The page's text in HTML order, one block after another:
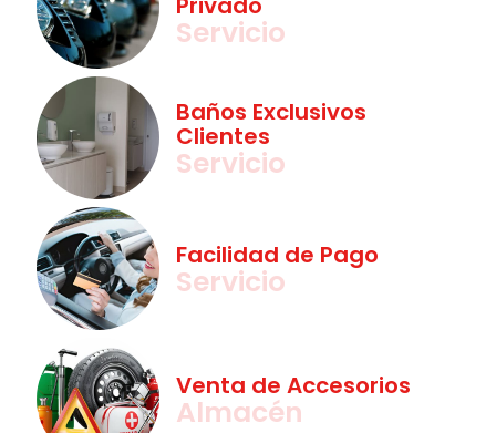
Servicio
Baños Exclusivos
Clientes
Servicio
Facilidad de Pago
Servicio
Venta de Accesorios
Almacén